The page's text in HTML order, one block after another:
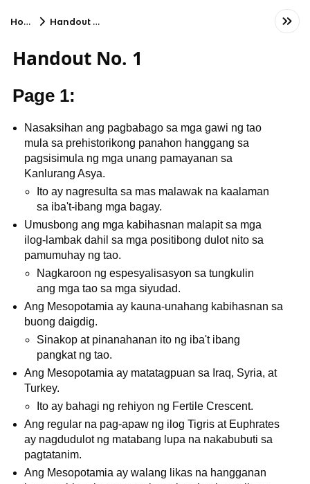
Home Handout No. 1
Handout No. 1
Page 1:
Nasaksihan ang pagbabago sa mga gawi ng tao
mula sa prehistorikong panahon hanggang sa
pagsisimula ng mga unang pamayanan sa
Kanlurang Asya.
Ito ay nagresulta sa mas malawak na kaalaman
sa iba't-ibang mga bagay.
Umusbong ang mga kabihasnan malapit sa mga
ilog-lambak dahil sa mga positibong dulot nito sa
pamumuhay ng tao.
Nagkaroon ng espesyalisasyon sa tungkulin
ang mga tao sa mga siyudad.
Ang Mesopotamia ay kauna-unahang kabihasnan sa
buong daigdig.
Sinakop at pinanahanan ito ng iba't ibang
pangkat ng tao.
Ang Mesopotamia ay matatagpuan sa Iraq, Syria, at
Turkey.
Ito ay bahagi ng rehiyon ng Fertile Crescent.
Ang regular na pag-apaw ng ilog Tigris at Euphrates
ay nagdudulot ng matabang lupa na nakabubuti sa
pagtatanim.
Ang Mesopotamia ay walang likas na hangganan